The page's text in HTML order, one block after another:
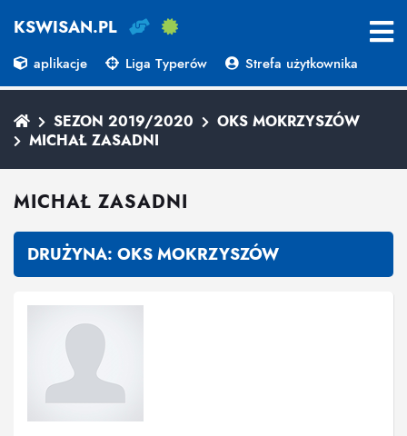
KSWISAN.PL
aplikacje Liga Typerów Strefa użytkownika
SEZON 2019/2020
OKS MOKRZYSZÓW
MICHAŁ ZASADNI
MICHAŁ ZASADNI
DRUŻYNA: OKS MOKRZYSZÓW